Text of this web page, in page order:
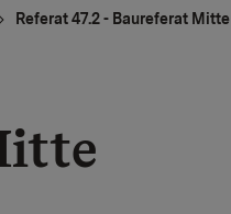
Referat 47.2 - Baureferat Mitte